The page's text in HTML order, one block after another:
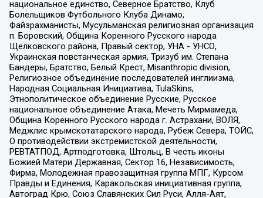
национальное единство, Северное Братство, Клуб
Болельщиков Футбольного Клуба Динамо,
Файзрахманисты, Мусульманская религиозная организация
п. Боровский, Община Коренного Русского народа
Щелковского района, Правый сектор, УНА - УНСО,
Украинская повстанческая армия, Тризуб им. Степана
Бандеры, Братство, Белый Крест, Misanthropic division,
Религиозное объединение последователей инглиизма,
Народная Социальная Инициатива, TulaSkins,
Этнополитическое объединение Русские, Русское
национальное объединение Атака, Мечеть Мирмамеда,
Община Коренного Русского народа г. Астрахани, ВОЛЯ,
Меджлис крымскотатарского народа, Рубеж Севера, ТОЙС,
О противодействии экстремистской деятельности,
РЕВТАТПОД, Артподготовка, Штольц, В честь иконы
Божией Матери Державная, Сектор 16, Независимость,
Фирма, Молодежная правозащитная группа МПГ, Курсом
Правды и Единения, Каракольская инициативная группа,
Автоград Крю, Союз Славянских Сил Руси, Алля-Аят,